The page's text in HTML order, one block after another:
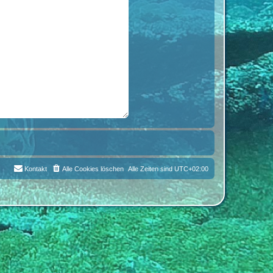
Alle Zeiten sind UTC+02:00
Alle Cookies löschen
Kontakt